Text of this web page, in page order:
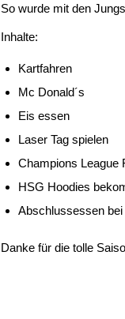
So wurde mit den
Inhalte:
Kartfahren
Mc Donald´s
Eis essen
Laser Tag spielen
Champions League
HSG Hoodies
Abschlussessen
Danke für die tolle